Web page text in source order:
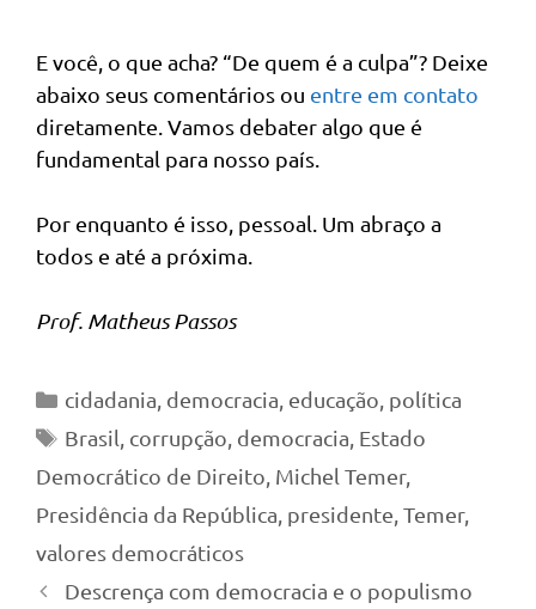
E você, o que acha? “De quem é a culpa”? Deixe
abaixo seus comentários ou entre em contato
diretamente. Vamos debater algo que é
fundamental para nosso país.
Por enquanto é isso, pessoal. Um abraço a
todos e até a próxima.
Prof. Matheus Passos
Categorias
cidadania democracia educação política
Tags
Brasil corrupção democracia Estado
Democrático de Direito Michel Temer,
Presidência da República presidente Temer,
valores democráticos
Descrença com democracia e o populismo